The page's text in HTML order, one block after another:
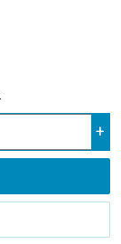
+